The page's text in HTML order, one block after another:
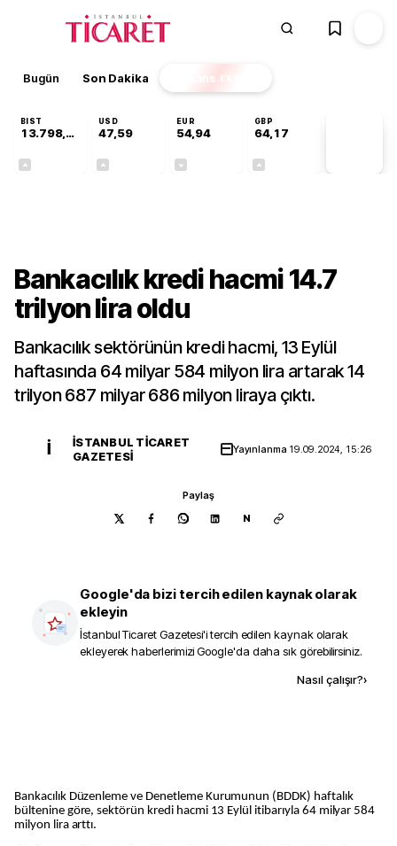
Bugün Son Dakika Finans EKSTRA
BIST
13.798,82
USD
47,59
EUR
54,94
GBP
64,17
Bankacılık kredi hacmi 14.7
trilyon lira oldu
Bankacılık sektörünün kredi hacmi, 13 Eylül
haftasında 64 milyar 584 milyon lira artarak 14
trilyon 687 milyar 686 milyon liraya çıktı.
İ
İSTANBUL TICARET
GAZETESI
Yayınlanma 19.09.2024, 15:26
Paylaş
N
Google'da bizi tercih edilen kaynak olarak
ekleyin
İstanbul Ticaret Gazetesi'i tercih edilen kaynak olarak
ekleyerek haberlerimizi Google'da daha sık görebilirsiniz.
Nasıl çalışır?›
Bankacılık Düzenleme ve Denetleme Kurumunun (BDDK) haftalık
bültenine göre, sektörün kredi hacmi 13 Eylül itibarıyla 64 milyar 584
milyon lira arttı.